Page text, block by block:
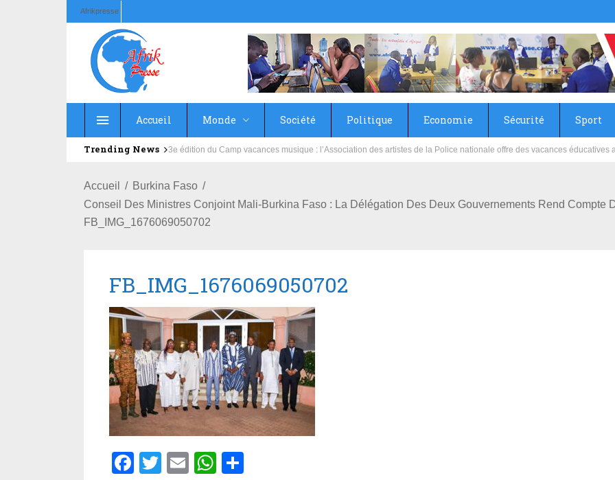
Afrikpresse
Accueil Monde Société Politique Economie Sécurité Sport
Trending News Education : la fédération de la Russie rénove les écoles primaire et collège du Camp Général Aboubacar Sangoulé
Accueil
Burkina Faso
Conseil Des Ministres Conjoint Mali-Burkina Faso : La Délégation Des Deux Gouvernements Rend Compte
FB_IMG_1676069050702
FB_IMG_1676069050702
Facebook
Twitter
EmailWhatsApp